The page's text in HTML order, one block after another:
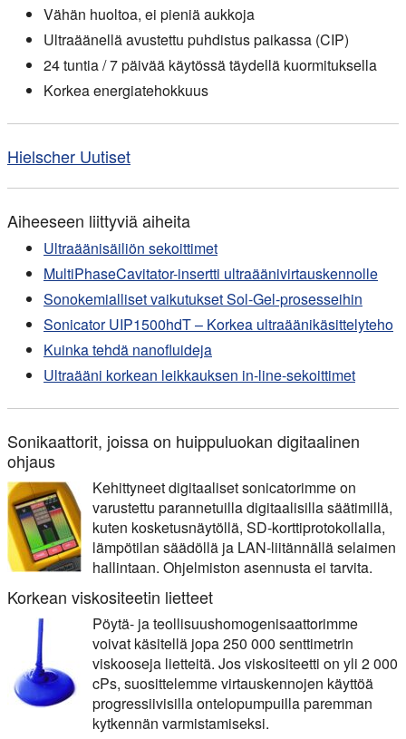
Vähän huoltoa, ei pieniä aukkoja
Ultraäänellä avustettu puhdistus paikassa (CIP)
24 tuntia / 7 päivää käytössä täydellä kuormituksella
Korkea energiatehokkuus
Hielscher Uutiset
Aiheeseen liittyviä aiheita
Ultraäänisäiliön sekoittimet
MultiPhaseCavitator-insertti ultraäänivirtauskennolle
Sonokemialliset vaikutukset Sol-Gel-prosesseihin
Sonicator UIP1500hdT – Korkea ultraäänikäsittelyteho
Kuinka tehdä nanofluideja
Ultraääni korkean leikkauksen in-line-sekoittimet
Sonikaattorit, joissa on huippuluokan digitaalinen
ohjaus
Kehittyneet digitaaliset sonicatorimme on
varustettu parannetuilla digitaalisilla säätimillä,
kuten kosketusnäytöllä, SD-korttiprotokollalla,
lämpötilan säädöllä ja LAN-liitännällä selaimen
hallintaan. Ohjelmiston asennusta ei tarvita.
Korkean viskositeetin lietteet
Pöytä- ja teollisuushomogenisaattorimme
voivat käsitellä jopa 250 000 senttimetrin
viskooseja lietteitä. Jos viskositeetti on yli 2 000
cPs, suosittelemme virtauskennojen käyttöä
progressiivisilla ontelopumpuilla paremman
kytkennän varmistamiseksi.